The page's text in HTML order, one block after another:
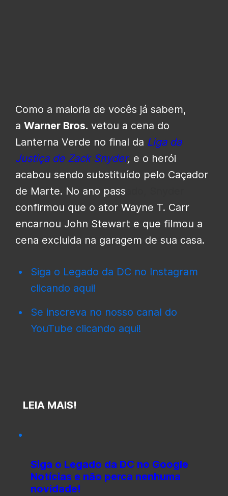
Como a maioria de vocês já sabem,
a Warner Bros. vetou a cena do
Lanterna Verde no final da Liga da
Justiça de Zack Snyder, e o herói
acabou sendo substituído pelo Caçador
de Marte. No ano pass
confirmou que o ator Wayne T. Carr
encarnou John Stewart e que filmou a
cena excluida na garagem de sua casa.
Siga o Legado da DC no Instagram
clicando aqui!
Se inscreva no nosso canal do
YouTube clicando aqui!
LEIA MAIS!
Siga o Legado da DC no Google
Notícias e não perca nenhuma
novidade!